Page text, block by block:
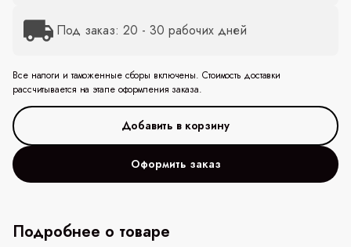
Под заказ: 20 - 30 рабочих дней
Все налоги и таможенные сборы включены. Стоимость доставки
рассчитывается на этапе оформления заказа.
Оформить заказ
Подробнее о товаре